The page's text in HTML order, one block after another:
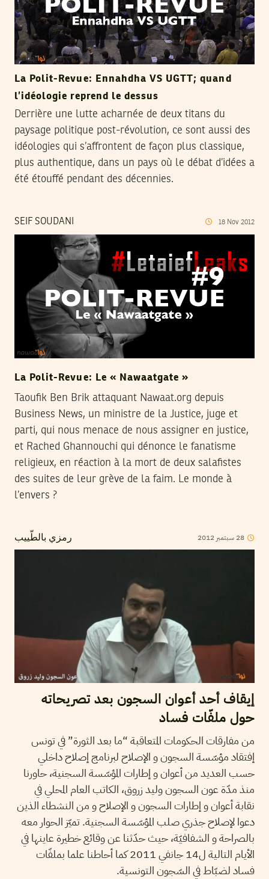
La Polit-Revue: Ennahdha VS UGTT; quand
l’idéologie reprend le dessus
Derrière une lutte acharnée de deux titans du
paysage politique post-révolution, ce sont aussi des
idéologies qui s’affrontent de façon plus classique,
plus authentique, dans un pays où le débat d’idées a
été étouffé pendant des décennies.
SEIF SOUDANI 18 Nov 2012
La Polit-Revue: Le « Nawaatgate »
Taoufik Ben Brik attaquant Nawaat.org depuis
Business News, un ministre de la Justice, juge et
parti, qui nous menace de nous assigner en justice,
et Rached Ghannouchi qui dénonce le fanatisme
religieux, en réaction à la mort de deux salafistes
des suites de leur grève de la faim. Le monde à
l’envers ?
رمزي بالطّييب 28 سبتمبر 2012
إيقاف أحد أعوان السجون بعد تصريحاته
حول ملفّات فساد
من مفارقات الحكومات المتعاقبة “ما بعد الثورة” في تونس
إفتقاد مؤسّسة السجون و الإصلاح لبرنامج إصلاح داخلي
حسب العديد من أعوان و إطارات المؤسّسة السجنية، حاورنا
منذ مدّة عون السجون وليد زروق، الكاتب العام المحلي في
نقابة أعوان و إطارات السجون و الإصلاح و من النشطاء الذين
دعوا لإصلاح جذري صلب المؤسّسة السجنية. تميّز الحوار معه
بالصراحة و الشفافيّة، حيث حدّثنا عن وقائع خطيرة عاينها في
الأيام التالية ل14 جانفي 2011 كما أحاطنا علما بملفّات
فساد لضبّاط في السّجون التونسية.